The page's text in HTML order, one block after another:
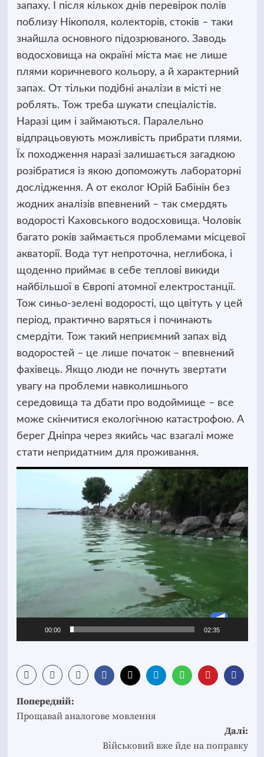
запаху. І після кількох днів перевірок полів
поблизу Нікополя, колекторів, стоків – таки
знайшла основного підозрюваного. Заводь
водосховища на окраїні міста має не лише
плями коричневого кольору, а й характерний
запах. От тільки подібні аналізи в місті не
роблять. Тож треба шукати спеціалістів.
Наразі цим і займаються. Паралельно
відпрацьовують можливість прибрати плями.
Їх походження наразі залишається загадкою
розібратися із якою допоможуть лабораторні
дослідження. А от еколог Юрій Бабінін без
жодних аналізів впевнений – так смердять
водорості Каховського водосховища. Чоловік
багато років займається проблемами місцевої
акваторії. Вода тут непроточна, неглибока, і
щоденно приймає в себе теплові викиди
найбільшої в Європі атомної електростанції.
Тож синьо-зелені водорості, що цвітуть у цей
період, практично варяться і починають
смердіти. Тож такий неприємний запах від
водоростей – це лише початок – впевнений
фахівець. Якщо люди не почнуть звертати
увагу на проблеми навколишнього
середовища та дбати про водоймище – все
може скінчитися екологічною катастрофою. А
берег Дніпра через якийсь час взагалі може
стати непридатним для проживання.
Відеопрогравач
00:00 02:35
Post
navigation
Попередній:
Прощавай аналогове мовлення
Далі:
Військовий вже йде на поправку